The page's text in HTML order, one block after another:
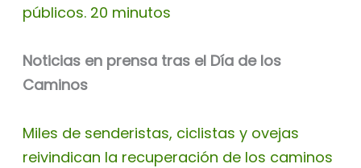
públicos. 20 minutos
Noticias en prensa tras el Día de los
Caminos
Miles de senderistas, ciclistas y ovejas
reivindican la recuperación de los caminos